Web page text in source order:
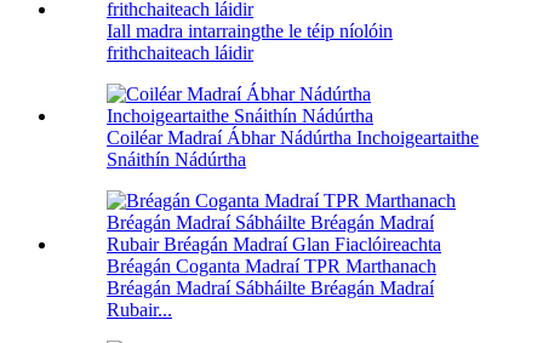
Iall madra intarraingthe le téip níolóin
frithchaiteach láidir
Coiléar Madraí Ábhar Nádúrtha Inchoigeartaithe
Snáithín Nádúrtha
Bréagán Coganta Madraí TPR Marthanach
Bréagán Madraí Sábháilte Bréagán Madraí
Rubair...